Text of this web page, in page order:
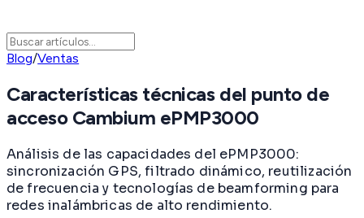
Blog/Ventas
Características técnicas del punto de
acceso Cambium ePMP3000
Análisis de las capacidades del ePMP3000:
sincronización GPS, filtrado dinámico, reutilización
de frecuencia y tecnologías de beamforming para
redes inalámbricas de alto rendimiento.